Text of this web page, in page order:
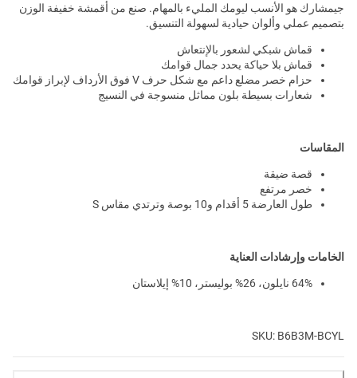
جيمشارك هو الأنسب ليومك المليء بالمهام. صنع من أقمشة خفيفة الوزن
بتصميم عملي وألوان حيادية لسهولة التنسيق.
قماش شبكي لشعور بالإنتعاش
قماش بلا حياكة يحدد جمال قوامك
حزام خصر مضلع داعم مع شكل حرف V فوق الأرداف لإبراز قوامك
شعارات بسيطة بلون مماثل منسوجة في النسيج
المقاسات
قصة ضيقة
خصر مرتفع
طول العارضة 5 أقدام و10 بوصة وترتدي مقاس S
الخامات وإرشادات العناية
64% نايلون، 26% بوليستر، 10% إيلاستان
SKU: B6B3M-BCYL